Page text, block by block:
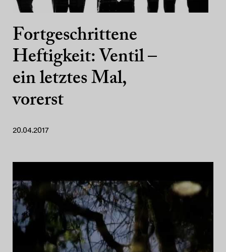
Fortgeschrittene
Heftigkeit: Ventil –
ein letztes Mal,
vorerst
20.04.2017